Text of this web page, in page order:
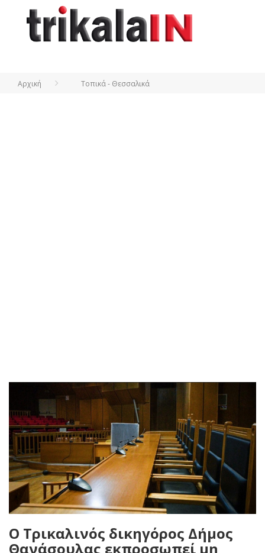
Αρχική Τοπικά - Θεσσαλικά
O Τρικαλινός δικηγόρος Δήμος
Θανάσουλας εκπροσωπεί μη